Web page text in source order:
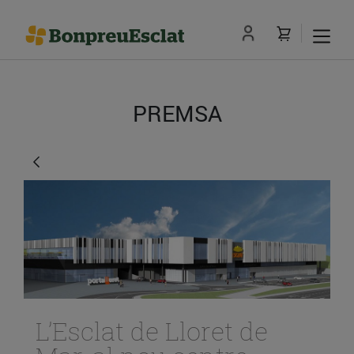
PREMSA
L’Esclat de Lloret de